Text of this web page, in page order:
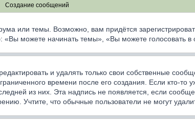
Создание сообщений
или темы. Возможно, вам придётся
можете начинать темы», «Вы можете голосовать в
и удалять только свои собственные
времени после его создания. Если кто-то
из них. Эта надпись не появляется, если
Учтите, что обычные пользователи не могут